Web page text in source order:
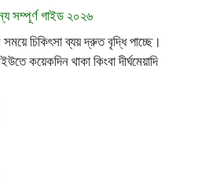
সম্পূর্ণ গাইড ২০২৬
সময়ে চিকিৎসা ব্যয় দ্রুত বৃদ্ধি পাচ্ছে।
কয়েকদিন থাকা কিংবা দীর্ঘমেয়াদি